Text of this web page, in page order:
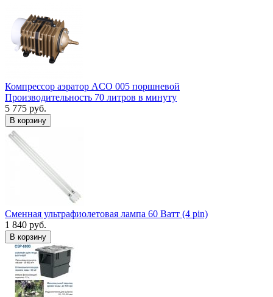
Компрессор аэратор ACO 005 поршневой
Производительность 70 литров в минуту
5 775 руб.
В корзину
Сменная ультрафиолетовая лампа 60 Ватт (4 pin)
1 840 руб.
В корзину